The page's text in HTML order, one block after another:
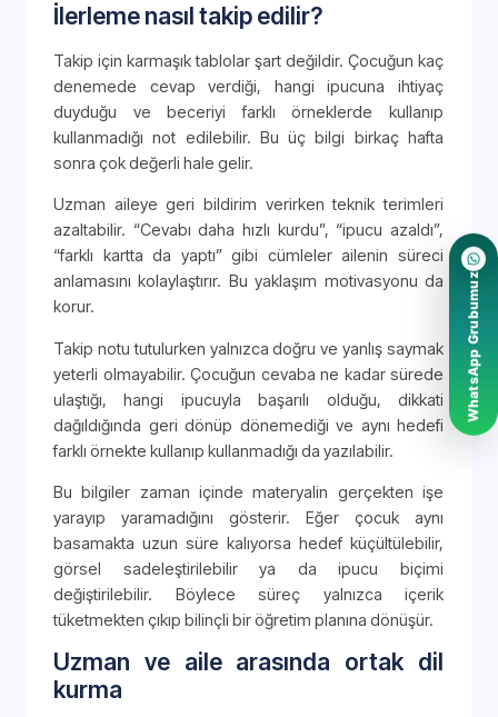
İlerleme nasıl takip edilir?
Takip için karmaşık tablolar şart değildir. Çocuğun kaç
denemede cevap verdiği, hangi ipucuna ihtiyaç
duyduğu ve beceriyi farklı örneklerde kullanıp
kullanmadığı not edilebilir. Bu üç bilgi birkaç hafta
sonra çok değerli hale gelir.
Uzman aileye geri bildirim verirken teknik terimleri
azaltabilir. “Cevabı daha hızlı kurdu”, “ipucu azaldı”,
“farklı kartta da yaptı” gibi cümleler ailenin süreci
anlamasını kolaylaştırır. Bu yaklaşım motivasyonu da
korur.
Takip notu tutulurken yalnızca doğru ve yanlış saymak
yeterli olmayabilir. Çocuğun cevaba ne kadar sürede
ulaştığı, hangi ipucuyla başarılı olduğu, dikkati
dağıldığında geri dönüp dönemediği ve aynı hedefi
farklı örnekte kullanıp kullanmadığı da yazılabilir.
Bu bilgiler zaman içinde materyalin gerçekten işe
yarayıp yaramadığını gösterir. Eğer çocuk aynı
basamakta uzun süre kalıyorsa hedef küçültülebilir,
görsel sadeleştirilebilir ya da ipucu biçimi
değiştirilebilir. Böylece süreç yalnızca içerik
tüketmekten çıkıp bilinçli bir öğretim planına dönüşür.
Uzman ve aile arasında ortak dil
kurma
WhatsApp Grubumuz